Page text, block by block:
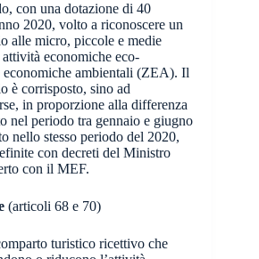
con una dotazione di 40
2020, volto a riconoscere un
alle micro, piccole e medie
economiche eco-
ambientali (ZEA). Il
è corrisposto, sino ad
in proporzione alla differenza
nel periodo tra gennaio e giugno
nello stesso periodo del 2020,
con decreti del Ministro
con il MEF.
(articoli 68 e 70)
turistico ricettivo che